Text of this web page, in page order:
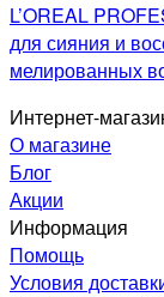
L’OREAL
для сияния и
мелированных
Интернет-
О магазине
Блог
Акции
Информация
Помощь
Условия